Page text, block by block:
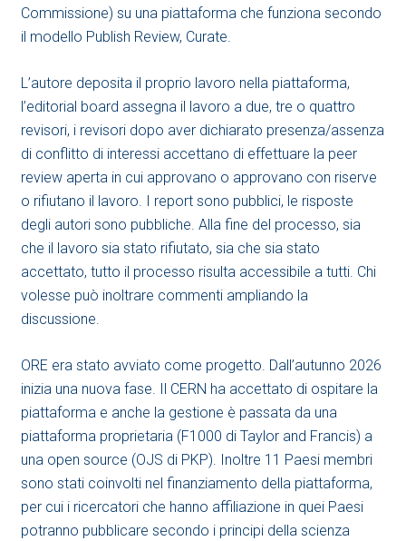
Commissione) su una piattaforma che funziona secondo
il modello Publish Review, Curate.
L’autore deposita il proprio lavoro nella piattaforma,
l’editorial board assegna il lavoro a due, tre o quattro
revisori, i revisori dopo aver dichiarato presenza/assenza
di conflitto di interessi accettano di effettuare la peer
review aperta in cui approvano o approvano con riserve
o rifiutano il lavoro. I report sono pubblici, le risposte
degli autori sono pubbliche. Alla fine del processo, sia
che il lavoro sia stato rifiutato, sia che sia stato
accettato, tutto il processo risulta accessibile a tutti. Chi
volesse può inoltrare commenti ampliando la
discussione.
ORE era stato avviato come progetto. Dall’autunno 2026
inizia una nuova fase. Il CERN ha accettato di ospitare la
piattaforma e anche la gestione è passata da una
piattaforma proprietaria (F1000 di Taylor and Francis) a
una open source (OJS di PKP). Inoltre 11 Paesi membri
sono stati coinvolti nel finanziamento della piattaforma,
per cui i ricercatori che hanno affiliazione in quei Paesi
potranno pubblicare secondo i principi della scienza